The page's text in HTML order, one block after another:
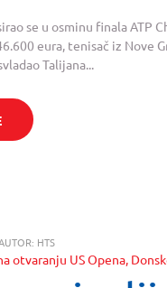
se u osminu finala ATP
eura, tenisač iz Nove
Talijana...
HTS